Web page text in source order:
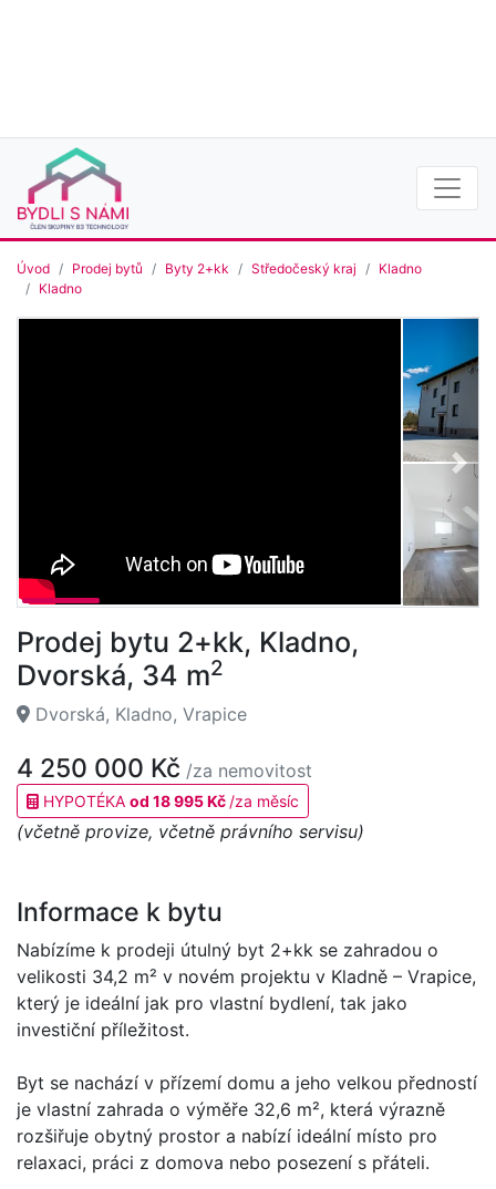
Úvod Prodej bytů Byty 2+kk Středočeský kraj
Kladno
Kladno
Prodej bytu 2+kk, Kladno,
Dvorská, 34 m2
Dvorská, Kladno, Vrapice
4 250 000 Kč /za nemovitost
HYPOTÉKA od 18 995 Kč /za měsíc
(včetně provize, včetně právního servisu)
Informace k bytu
Nabízíme k prodeji útulný byt 2+kk se zahradou o
velikosti 34,2 m² v novém projektu v Kladně – Vrapice,
který je ideální jak pro vlastní bydlení, tak jako
investiční příležitost.
Byt se nachází v přízemí domu a jeho velkou předností
je vlastní zahrada o výměře 32,6 m², která výrazně
rozšiřuje obytný prostor a nabízí ideální místo pro
relaxaci, práci z domova nebo posezení s přáteli.